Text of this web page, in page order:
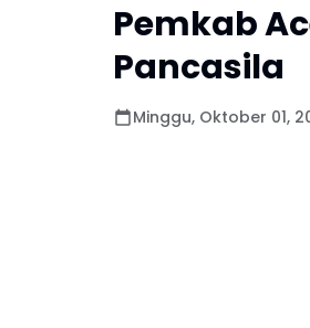
Pemkab
Pancasila
Minggu, Oktober 01,